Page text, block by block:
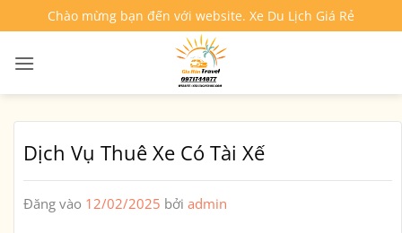
qua
nội
Chào mừng bạn đến với website. Xe Du Lịch Giá Rẻ
Dịch Vụ Thuê Xe Có Tài Xế
Đăng vào 12/02/2025 bởi admin